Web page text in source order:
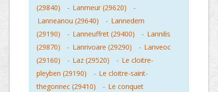
(29840)
- Lanmeur (29620)
-
Lanneanou (29640)
- Lannedern
(29190)
- Lanneuffret (29400) - Lannilis
(29870)
- Lanrivoare (29290) - Lanveoc
(29160)
- Laz (29520) - Le cloitre-
pleyben (29190)
- Le cloitre-saint-
thegonnec (29410)
- Le conquet